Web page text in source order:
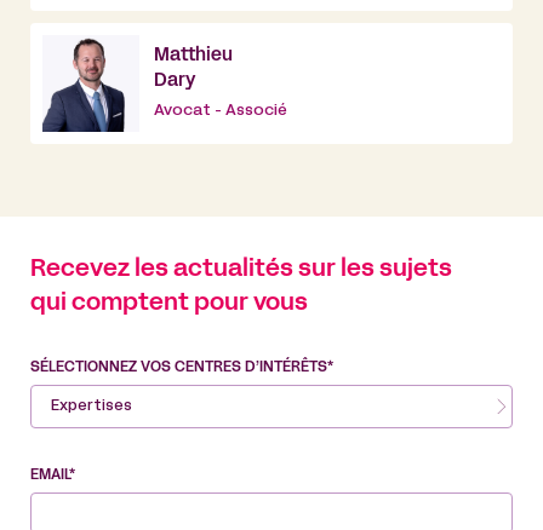
Matthieu
Dary
Avocat - Associé
Recevez les actualités sur les sujets
qui comptent pour vous
SÉLECTIONNEZ VOS CENTRES D’INTÉRÊTS*
Expertises
EMAIL*